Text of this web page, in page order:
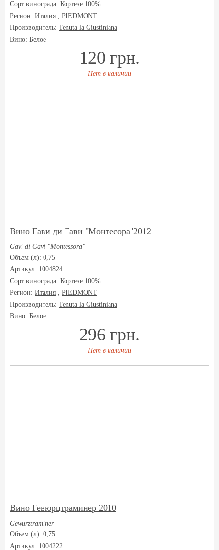
Сорт винограда: Кортезе 100%
Регион: Италия , PIEDMONT
Производитель: Tenuta la Giustiniana
Вино: Белое
120 грн.
Нет в наличии
Вино Гави ди Гави "Монтесора"2012
Gavi di Gavi "Montessora"
Объем (л): 0,75
Артикул: 1004824
Сорт винограда: Кортезе 100%
Регион: Италия , PIEDMONT
Производитель: Tenuta la Giustiniana
Вино: Белое
296 грн.
Нет в наличии
Вино Гевюрцтраминер 2010
Gewurztraminer
Объем (л): 0,75
Артикул: 1004222